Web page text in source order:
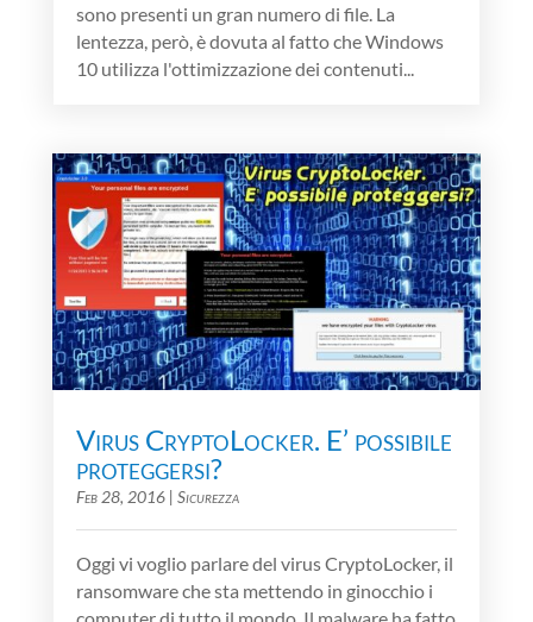
sono presenti un gran numero di file. La
lentezza, però, è dovuta al fatto che Windows
10 utilizza l'ottimizzazione dei contenuti...
Virus CryptoLocker. E’ possibile
proteggersi?
Feb 28, 2016| Sicurezza
Oggi vi voglio parlare del virus CryptoLocker, il
ransomware che sta mettendo in ginocchio i
computer di tutto il mondo. Il malware ha fatto